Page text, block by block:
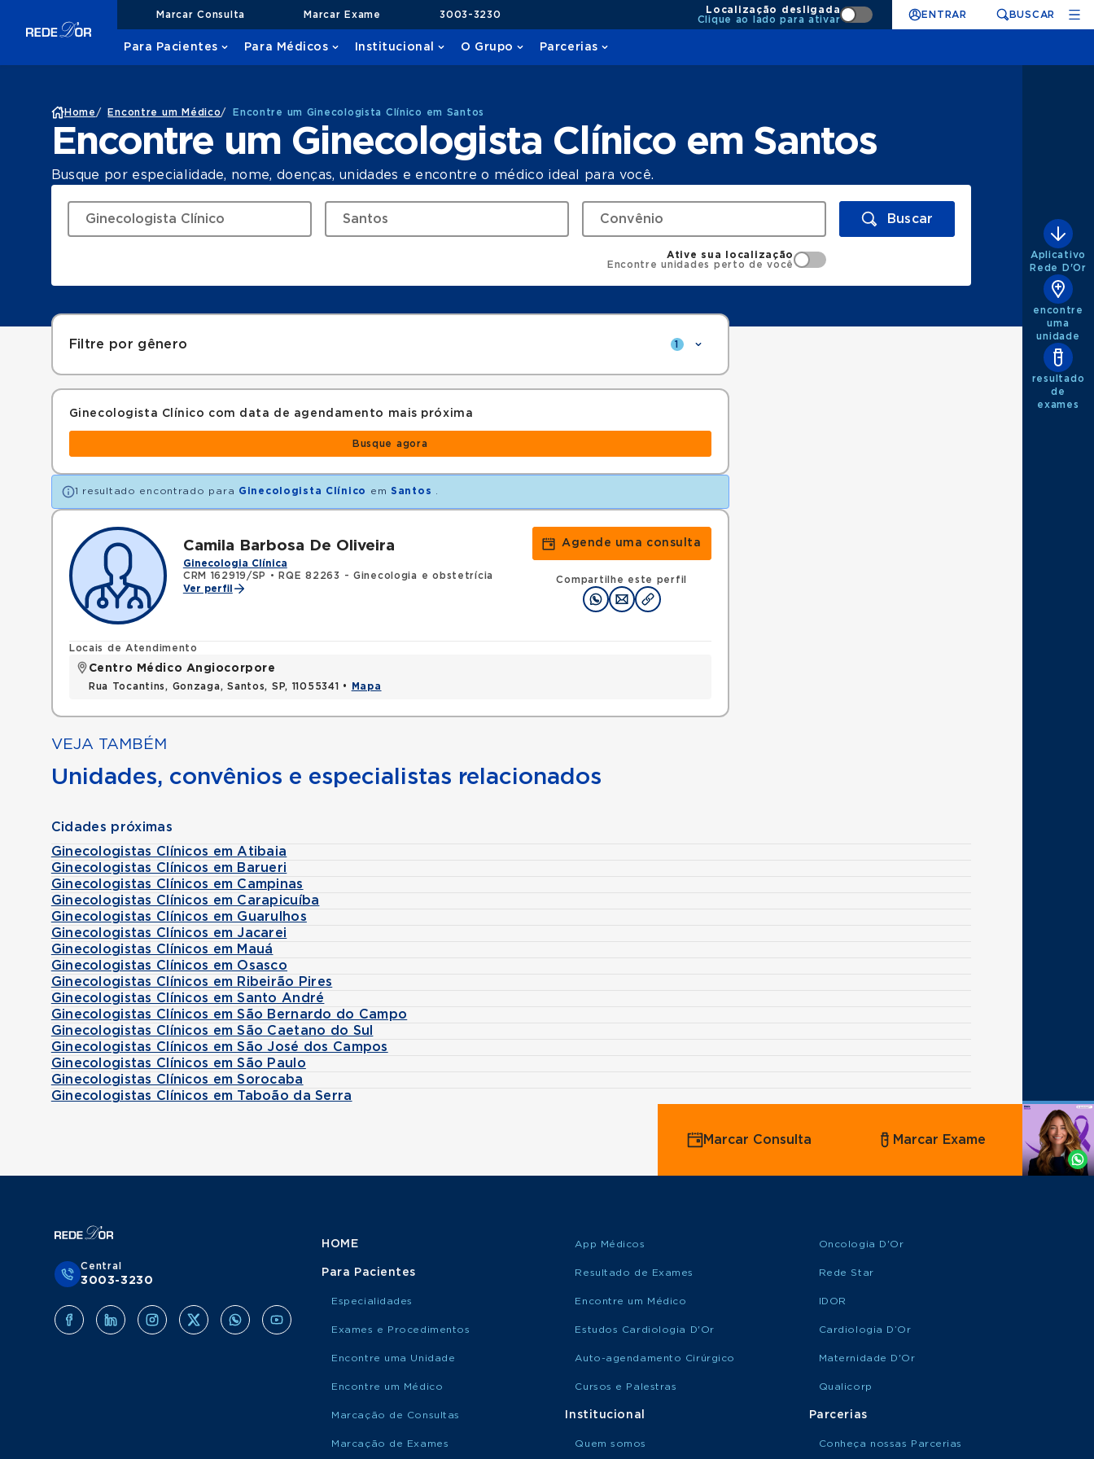
Marcar Consulta Marcar Exame 3003-3230
Localização desligada
Clique ao lado para ativar
ENTRAR BUSCAR
Para Pacientes Para Médicos Institucional O Grupo Parcerias
Home / Encontre um Médico/ Encontre um Ginecologista Clínico em Santos
Encontre um Ginecologista Clínico em Santos
Busque por especialidade, nome, doenças, unidades e encontre o médico ideal para você.
Buscar
Ative sua localização
Encontre unidades perto de você
Filtre por gênero 1
Ginecologista Clínico com data de agendamento mais próxima
Busque agora
1 resultado encontrado para Ginecologista Clínico em Santos
Camila Barbosa De Oliveira
Ginecologia Clínica
CRM 162919/SP
•
RQE 82263 - Ginecologia e obstetrícia
Ver perfil
Agende uma consulta
Compartilhe este perfil
Locais de Atendimento
Centro Médico Angiocorpore
Rua Tocantins, Gonzaga, Santos, SP, 11055341 • Mapa
VEJA TAMBÉM
Unidades, convênios e especialistas relacionados
Cidades próximas
Ginecologistas Clínicos em Atibaia
Ginecologistas Clínicos em Barueri
Ginecologistas Clínicos em Campinas
Ginecologistas Clínicos em Carapicuíba
Ginecologistas Clínicos em Guarulhos
Ginecologistas Clínicos em Jacarei
Ginecologistas Clínicos em Mauá
Ginecologistas Clínicos em Osasco
Ginecologistas Clínicos em Ribeirão Pires
Ginecologistas Clínicos em Santo André
Ginecologistas Clínicos em São Bernardo do Campo
Ginecologistas Clínicos em São Caetano do Sul
Ginecologistas Clínicos em São José dos Campos
Ginecologistas Clínicos em São Paulo
Ginecologistas Clínicos em Sorocaba
Ginecologistas Clínicos em Taboão da Serra
Aplicativo
Rede D'Or
encontre
uma
unidade
resultado
de
exames
Agende
Whatsapp
Marcar Consulta Marcar Exame
Central
3003-3230
HOME
Para Pacientes
Especialidades
Exames e Procedimentos
Encontre uma Unidade
Encontre um Médico
Marcação de Consultas
Marcação de Exames
App Médicos
Resultado de Exames
Encontre um Médico
Estudos Cardiologia D'Or
Auto-agendamento Cirúrgico
Cursos e Palestras
Institucional
Quem somos
Oncologia D'Or
Rede Star
IDOR
Cardiologia D’Or
Maternidade D'Or
Qualicorp
Parcerias
Conheça nossas Parcerias